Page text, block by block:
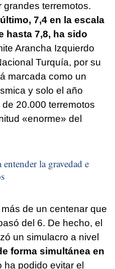
terremotos.
7,4 en la escala
hasta 7,8, ha sido
Arancha Izquierdo
Turquía, por su
marcada como un
y solo el año
20.000 terremotos
«enorme» del
entender la gravedad e
de un centenar que
del 6. De hecho, el
un simulacro a nivel
forma simultánea en
ha podido evitar el